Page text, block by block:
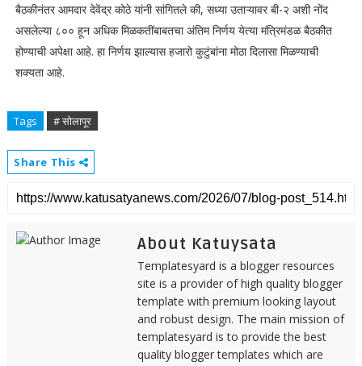
बैठकीनंतर आमदार देवेंद्र कोठे यांनी सांगितले की, सध्या उताऱ्यावर बी-२ अशी नोंद
असलेल्या ८०० हून अधिक मिळकतींबाबतचा अंतिम निर्णय येत्या मंत्रिमंडळ बैठकीत
होण्याची अपेक्षा आहे. हा निर्णय झाल्यास हजारो कुटुंबांना मोठा दिलासा मिळण्याची
शक्यता आहे.
Tags # सोलापूर
Share This
About Katuysata
Templatesyard is a blogger resources
site is a provider of high quality blogger
template with premium looking layout
and robust design. The main mission of
templatesyard is to provide the best
quality blogger templates which are